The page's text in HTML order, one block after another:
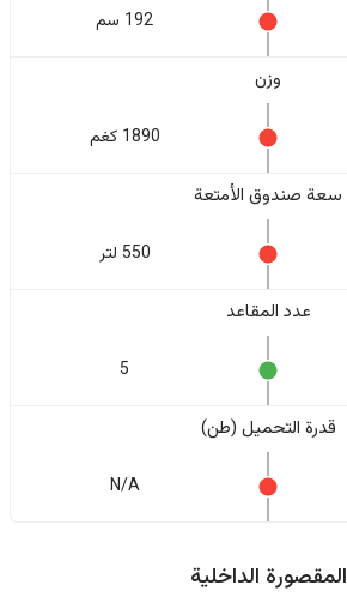
192 سم
وزن
1890 كغم
سعة صندوق الأمتعة
550 لتر
عدد المقاعد
5
قدرة التحميل (طن)
N/A
المقصورة الداخلية